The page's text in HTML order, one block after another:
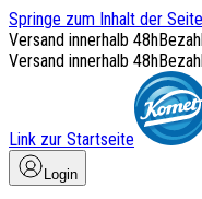
Springe zum Inhalt der Seite
Versand innerhalb 48h
Versand innerhalb 48h
Link zur Startseite
Login